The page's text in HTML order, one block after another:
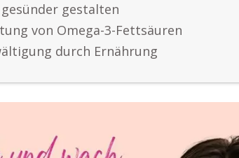
gestalten
von Omega-3-Fettsäuren
durch Ernährung